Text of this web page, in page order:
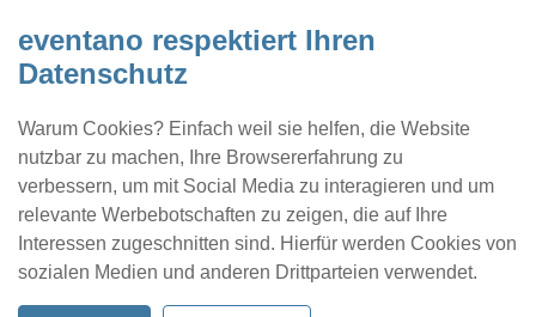
eventano respektiert Ihren
Datenschutz
Warum Cookies? Einfach weil sie helfen, die Website
nutzbar zu machen, Ihre Browsererfahrung zu
verbessern, um mit Social Media zu interagieren und um
relevante Werbebotschaften zu zeigen, die auf Ihre
Interessen zugeschnitten sind. Hierfür werden Cookies von
sozialen Medien und anderen Drittparteien verwendet.
Kontakt Location eintragen Profil